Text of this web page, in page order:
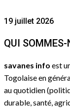
19 juillet 2026
QUI SOMMES-
savanes info est
Togolaise en
au quotidien
durable, santé,